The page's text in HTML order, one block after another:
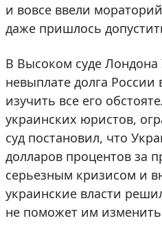
и вовсе ввели
даже пришлось
В Высоком суде
невыплате долга России
изучить все его
украинских юристов,
суд постановил, что
долларов процентов за
серьезным кризисом и
украинские власти
не поможет им изменить